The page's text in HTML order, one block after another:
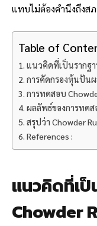
แทบไม่ต้องคำนึงถึงส
Table of
แนวคิดที่เป็นรากฐา
การคัดกรองหุ้นปันผ
การทดสอบ
ผลลัพธ์ของการทดส
สรุปว่า Chowder
References :
แนวคิดที่เ
Chowder